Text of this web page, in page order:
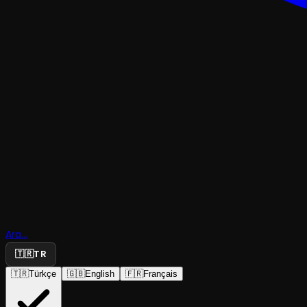
Ara...
🇹🇷TR
🇹🇷Türkçe 🇬🇧English 🇫🇷Français
Narlı